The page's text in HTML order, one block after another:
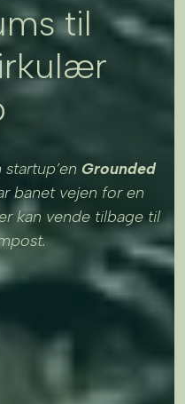
til
Grounded
banet vejen for en
kan vende tilbage til